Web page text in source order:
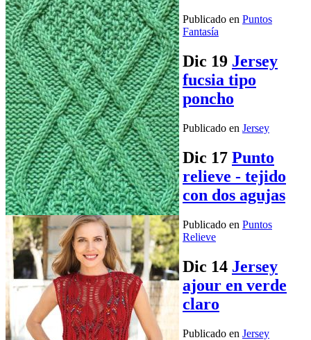
Publicado en Puntos
Fantasía
Dic 19 Jersey
fucsia tipo
poncho
Publicado en Jersey
Dic 17 Punto
relieve - tejido
con dos agujas
Publicado en Puntos
Relieve
Dic 14 Jersey
ajour en verde
claro
Publicado en Jersey